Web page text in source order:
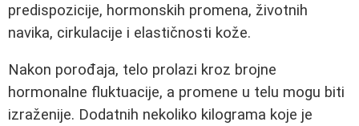
predispozicije, hormonskih promena, životnih
navika, cirkulacije i elastičnosti kože.
Nakon porođaja, telo prolazi kroz brojne
hormonalne fluktuacije, a promene u telu mogu biti
izraženije. Dodatnih nekoliko kilograma koje je